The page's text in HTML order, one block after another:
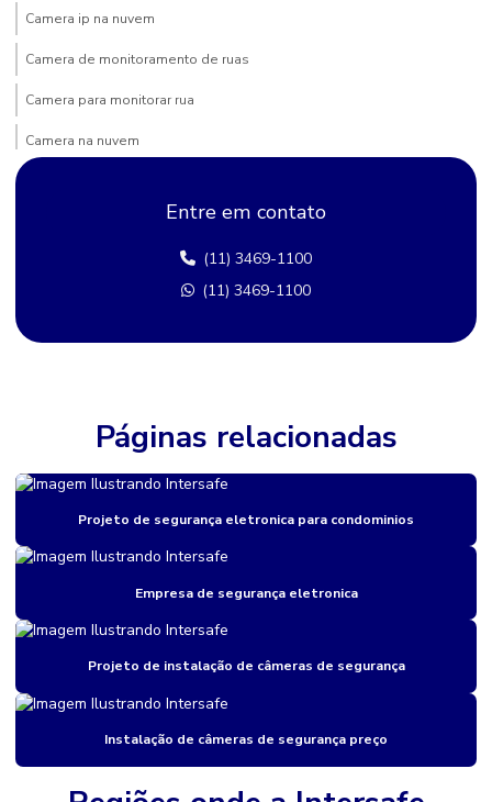
Camera ip na nuvem
Camera de monitoramento de ruas
Camera para monitorar rua
Camera na nuvem
Câmera de rua comprar
Câmera segurança bairro
Camera de segurança rua
Cameras bairro
Câmeras de rua comprar em sp
Cancela para controle de acesso
Catraca de acesso
Catraca de acesso biometrico
Catraca de controle de acesso
Catraca torniquete
Central de monitoramento 24h para indústrias
Cftv monitoramento
Entre em contato
(11) 3469-1100
(11) 3469-1100
Páginas relacionadas
Projeto de segurança eletronica para condominios
Empresa de segurança eletronica
Projeto de instalação de câmeras de segurança
Instalação de câmeras de segurança preço